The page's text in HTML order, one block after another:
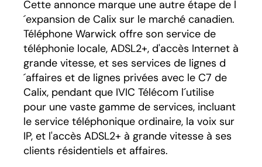
Cette annonce marque une autre étape de l
´expansion de Calix sur le marché canadien.
Téléphone Warwick offre son service de
téléphonie locale, ADSL2+, d'accès Internet à
grande vitesse, et ses services de lignes d
´affaires et de lignes privées avec le C7 de
Calix, pendant que IVIC Télécom l´utilise
pour une vaste gamme de services, incluant
le service téléphonique ordinaire, la voix sur
IP, et l'accès ADSL2+ à grande vitesse à ses
clients résidentiels et affaires.